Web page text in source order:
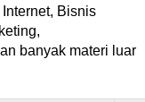
Bisnis
banyak materi luar